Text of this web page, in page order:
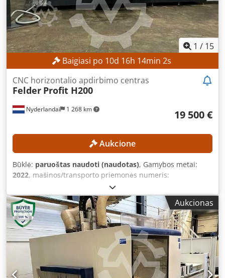
1 / 15
Baigiasi po 10d 16h 13min 59s
Nyderlandai 1 268 km
CNC horizontalio apdirbimo centras
Felder Profit H200
19 500 €
Aukcione
Būklė: paruoštas naudoti (naudotas), Gamybos metai:
2022, mašinos/transporto priemonės numeris:
, Funkcionalumas:
TECHNINĖS SPECIFIKACIJOS Darbinė erdvė pagal X ašį:
3300 mm Darbinė erdvė pagal Y ašį: 1280 mm Darbinė
erdvė pagal Z ašį: 250 mm Eismo diapazonas pagal X ašį:
4000 mm Eismo diapazonas pagal Y ašį: 1670 mm Eismo
diapazonas pagal Z ašį: 500 mm Dcjdpfx Ajzrmuvea Uok
Frezavimo velenas Frezavimo velenų skaičius: 1 vnt.
Maksimalus veleno sukimosi greitis: 24 000 aps./min.
Pagrindinio variklio galia: 11 kW Įrankių tvirtinimo sistema:
Aukcionas